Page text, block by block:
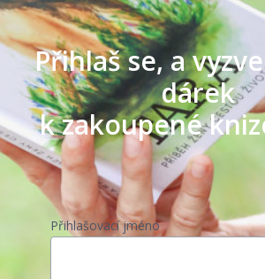
Přihlaš se, a
dárek
k zakoupené
Přihlašovací jméno